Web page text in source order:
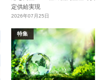
定供給実現
2026年07月25日
特集